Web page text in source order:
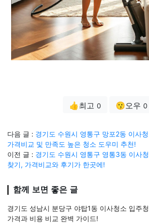
👍최고 0 😗오우 0
다음 글 : 경기도 수원시 영통구 망포2동 이사
가격비교 및 만족도 높은 청소 도우미 추천!
이전 글 : 경기도 수원시 영통구 영통3동 이사
찾기, 가격비교와 후기가 한곳에!
함께 보면 좋은 글
경기도 성남시 분당구 야탑1동 이사청소 입주
가격과 비용 비교 완벽 가이드!